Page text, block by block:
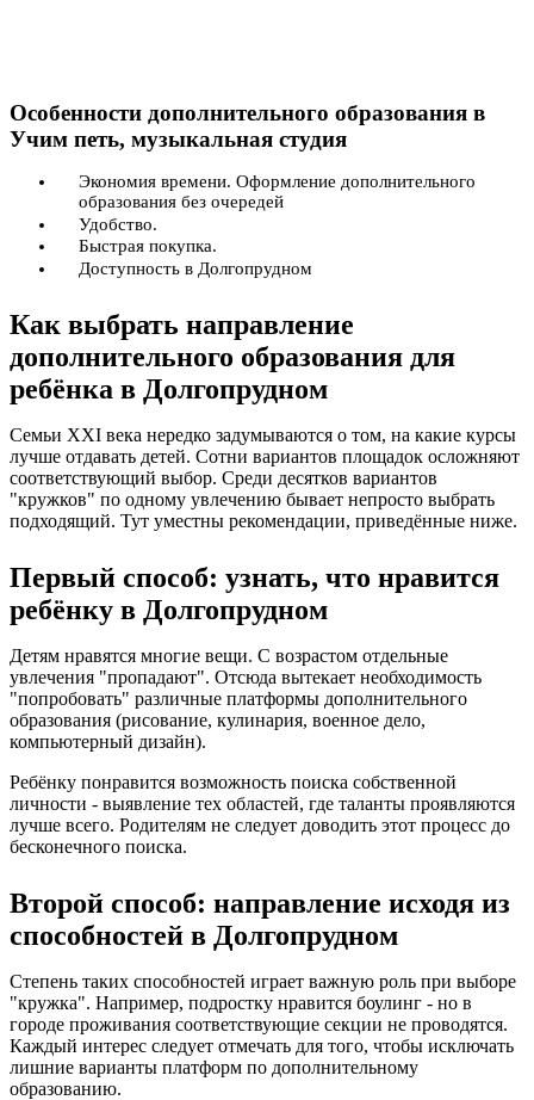
Особенности дополнительного образования в
Учим петь, музыкальная студия
Экономия времени. Оформление дополнительного
образования без очередей
Удобство.
Быстрая покупка.
Доступность в Долгопрудном
Как выбрать направление
дополнительного образования для
ребёнка в Долгопрудном
Семьи XXI века нередко задумываются о том, на какие курсы
лучше отдавать детей. Сотни вариантов площадок осложняют
соответствующий выбор. Среди десятков вариантов
"кружков" по одному увлечению бывает непросто выбрать
подходящий. Тут уместны рекомендации, приведённые ниже.
Первый способ: узнать, что нравится
ребёнку в Долгопрудном
Детям нравятся многие вещи. С возрастом отдельные
увлечения "пропадают". Отсюда вытекает необходимость
"попробовать" различные платформы дополнительного
образования (рисование, кулинария, военное дело,
компьютерный дизайн).
Ребёнку понравится возможность поиска собственной
личности - выявление тех областей, где таланты проявляются
лучше всего. Родителям не следует доводить этот процесс до
бесконечного поиска.
Второй способ: направление исходя из
способностей в Долгопрудном
Степень таких способностей играет важную роль при выборе
"кружка". Например, подростку нравится боулинг - но в
городе проживания соответствующие секции не проводятся.
Каждый интерес следует отмечать для того, чтобы исключать
лишние варианты платформ по дополнительному
образованию.